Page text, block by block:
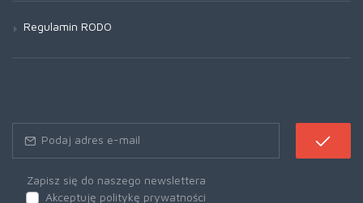
Regulamin RODO
Zapisz się do naszego newslettera
Akceptuję politykę prywatności